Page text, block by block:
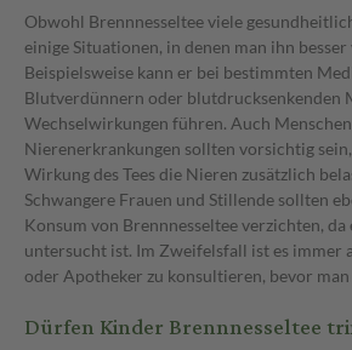
Obwohl Brennnesseltee viele
einige Situationen, in denen man ihn
Beispielsweise kann er bei bestimmten
Blutverdünnern oder blutdrucksenkenden
Wechselwirkungen führen. Auch
Nierenerkrankungen sollten vorsichtig
Wirkung des Tees die Nieren zusätzlich
Schwangere Frauen und Stillende sollten
Konsum von Brennnesseltee verzichten,
untersucht ist. Im Zweifelsfall ist es immer
oder Apotheker zu konsultieren, bevor
Dürfen Kinder Brennnesseltee